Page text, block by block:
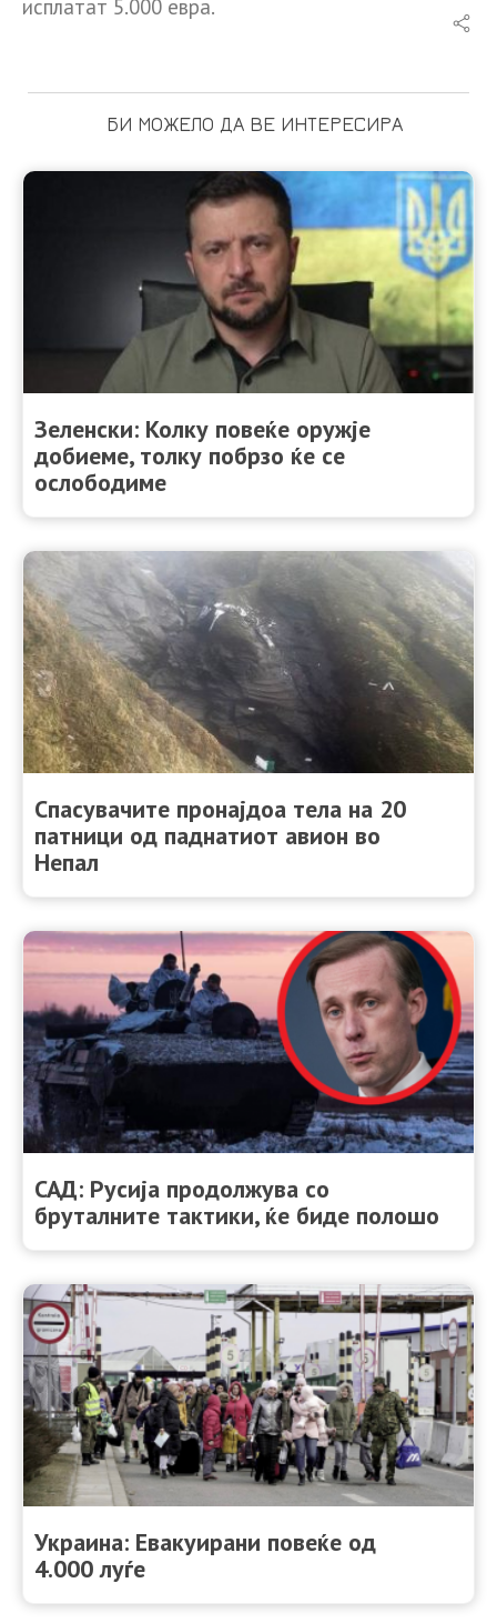
исплатат 5.000 евра.
БИ МОЖЕЛО ДА ВЕ ИНТЕРЕСИРА
Зеленски: Колку повеќе оружје
добиеме, толку побрзо ќе се
ослободиме
Спасувачите пронајдоа тела на 20
патници од паднатиот авион во
Непал
САД: Русија продолжува со
бруталните тактики, ќе биде полошо
Украина: Евакуирани повеќе од
4.000 луѓе